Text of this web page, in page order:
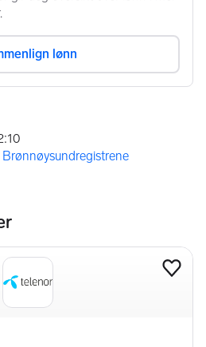
Brønnøysundregistrene
i ny fane)